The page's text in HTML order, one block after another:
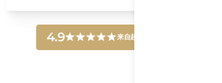
4.9 来自超过250条评论